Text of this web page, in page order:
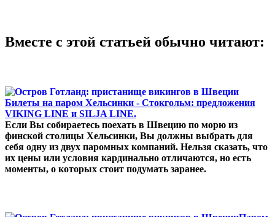
Вместе с этой статьей обычно читают:
Билеты на паром Хельсинки - Стокгольм: предложения
VIKING LINE и SILJA LINE.
Если Вы собираетесь поехать в Швецию по морю из
финской столицы Хельсинки, Вы должны выбрать для
себя одну из двух паромных компаний. Нельзя сказать, что
их цены или условия кардинально отличаются, но есть
моменты, о которых стоит подумать заранее.